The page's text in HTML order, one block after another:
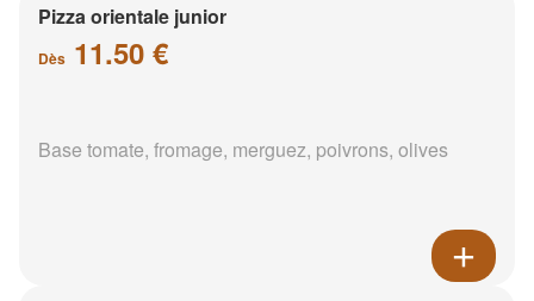
Pizza orientale junior
Dès 11.50 €
Base tomate, fromage, merguez, poivrons, olives